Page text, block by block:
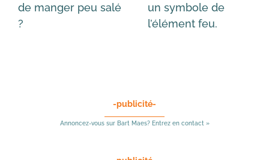
de manger peu salé
?
un symbole de
l’élément feu.
-publicité-
Annoncez-vous sur Bart Maes? Entrez en contact »